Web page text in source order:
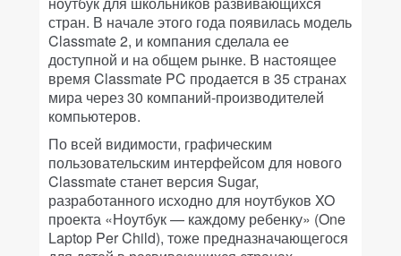
стран. В начале этого года появилась модель
Classmate 2, и компания сделала ее
доступной и на общем рынке. В настоящее
время Classmate PC продается в 35 странах
мира через 30 компаний-производителей
компьютеров.
По всей видимости, графическим
пользовательским интерфейсом для нового
Classmate станет версия Sugar,
разработанного исходно для ноутбуков XO
проекта «Ноутбук — каждому ребенку» (One
Laptop Per Child), тоже предназначающегося